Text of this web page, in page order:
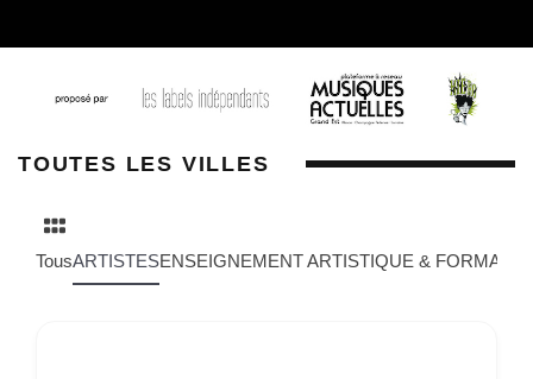
TOUTES LES VILLES
TousARTISTESENSEIGNEMENT ARTISTIQUE &